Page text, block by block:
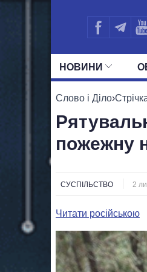
НОВИНИ
Слово і Діло›
пожежну
СУСПІЛЬСТВО 2
Читати російською